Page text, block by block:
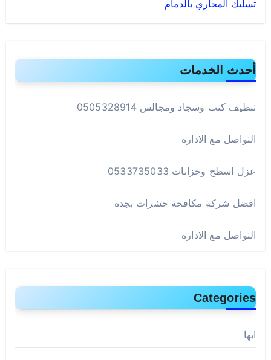
تسليك المجاري بالدمام
أحدث الخدمات
تنظيف كنب وسجاد ومجالس 0505328914
التواصل مع الادارة
عزل اسطح وخزانات 0533735033
افضل شركة مكافحة حشرات بجدة
التواصل مع الادارة
Categories
ابها